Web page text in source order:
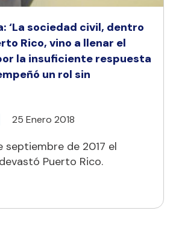
‘La sociedad civil, dentro
Rico, vino a llenar el
la insuficiente respuesta
un rol sin
25 Enero 2018
septiembre de 2017 el
Puerto Rico.